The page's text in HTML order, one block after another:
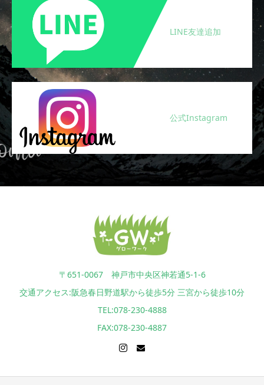
LINE友達追加
公式Instagram
〒651-0067 神戸市中央区神若通5-1-6
交通アクセス:阪急春日野道駅から徒歩5分 三宮から徒歩10分
TEL:078-230-4888
FAX:078-230-4887